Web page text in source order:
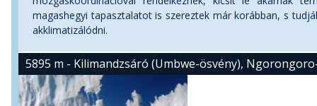
magashegyi tapasztalatot is szereztek már korábban, s
akklimatizálódni.
5895 m - Kilimandzsáró (Umbwe-ösvény),